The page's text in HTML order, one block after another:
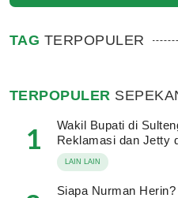
TAG TERPOPULER
TERPOPULER
1
Wakil Bupati di
Reklamasi dan Jetty
LAIN LAIN
Siapa Nurman